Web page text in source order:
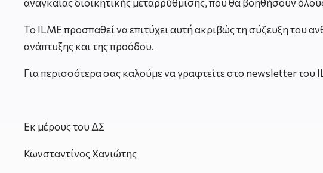
αναγκαίας διοικητικής μεταρρύθμισης, που θα βοηθήσουν
Το ILME προσπαθεί να επιτύχει αυτή ακριβώς τη σύζευξη του
ανάπτυξης και της προόδου.
Για περισσότερα σας καλούμε να γραφτείτε στο newsletter του
Εκ μέρους του ΔΣ
Κωνσταντίνος Χανιώτης